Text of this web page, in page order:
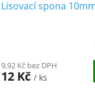
Lisovací spona
9,92 Kč bez DPH
12 Kč / ks